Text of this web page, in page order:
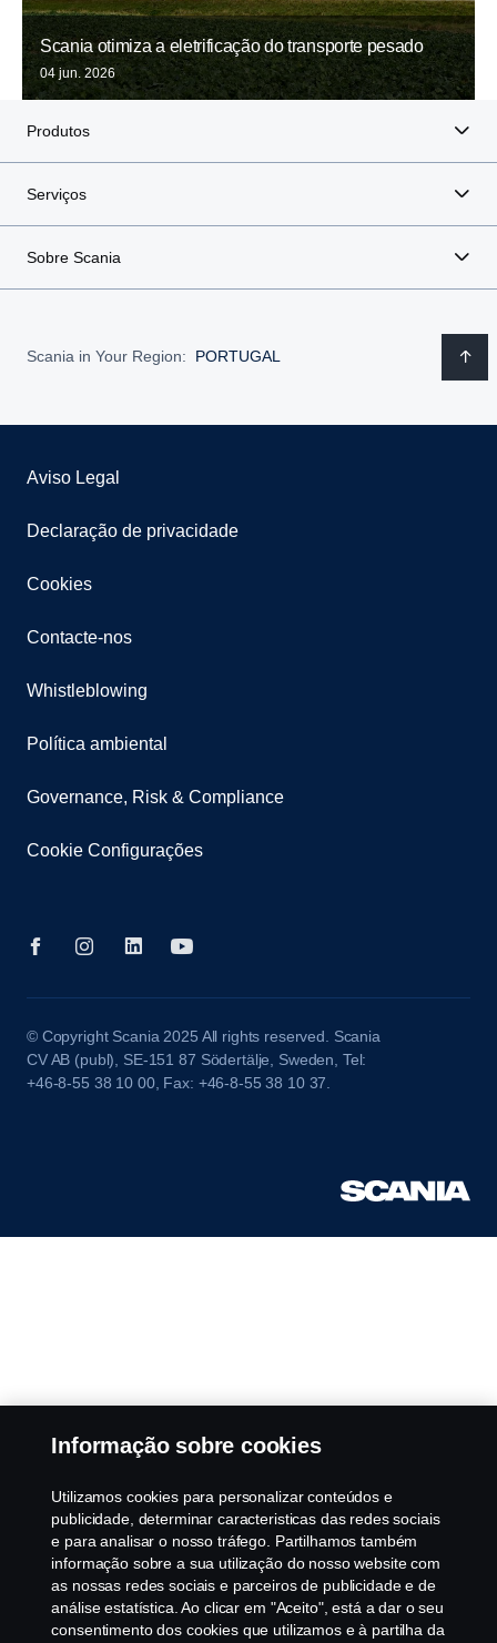
Scania otimiza a eletrificação do transporte pesado
04 jun. 2026
Produtos
Serviços
Sobre Scania
Scania in Your Region: PORTUGAL
Aviso Legal
Declaração de privacidade
Cookies
Contacte-nos
Whistleblowing
Política ambiental
Governance, Risk & Compliance
Cookie Configurações
© Copyright Scania 2025 All rights reserved. Scania
CV AB (publ), SE-151 87 Södertälje, Sweden, Tel:
+46-8-55 38 10 00, Fax: +46-8-55 38 10 37.
Informação sobre cookies
Utilizamos cookies para personalizar conteúdos e
publicidade, determinar caracteristicas das redes sociais
e para analisar o nosso tráfego. Partilhamos também
informação sobre a sua utilização do nosso website com
as nossas redes sociais e parceiros de publicidade e de
análise estatística. Ao clicar em "Aceito", está a dar o seu
consentimento dos cookies que utilizamos e à partilha da